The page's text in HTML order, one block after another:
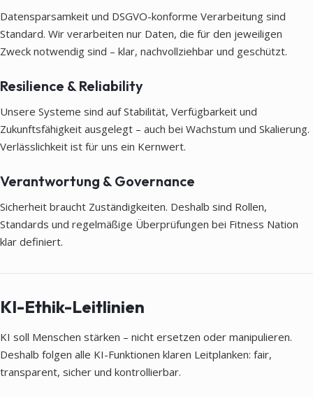
Datensparsamkeit und DSGVO-konforme Verarbeitung sind
Standard. Wir verarbeiten nur Daten, die für den jeweiligen
Zweck notwendig sind – klar, nachvollziehbar und geschützt.
Resilience & Reliability
Unsere Systeme sind auf Stabilität, Verfügbarkeit und
Zukunftsfähigkeit ausgelegt – auch bei Wachstum und Skalierung.
Verlässlichkeit ist für uns ein Kernwert.
Verantwortung & Governance
Sicherheit braucht Zuständigkeiten. Deshalb sind Rollen,
Standards und regelmäßige Überprüfungen bei Fitness Nation
klar definiert.
KI-Ethik-Leitlinien
KI soll Menschen stärken – nicht ersetzen oder manipulieren.
Deshalb folgen alle KI-Funktionen klaren Leitplanken: fair,
transparent, sicher und kontrollierbar.